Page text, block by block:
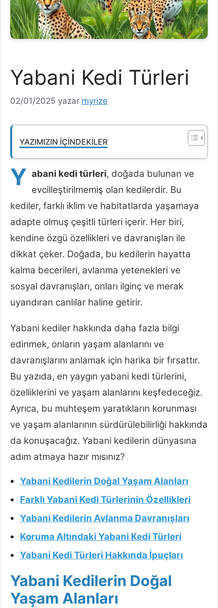
Yabani Kedi Türleri
02/01/2025 yazar myrize
YAZIMIZIN İÇINDEKILER
Y abani kedi türleri, doğada bulunan ve
evcilleştirilmemiş olan kedilerdir. Bu
kediler, farklı iklim ve habitatlarda yaşamaya
adapte olmuş çeşitli türleri içerir. Her biri,
kendine özgü özellikleri ve davranışları ile
dikkat çeker. Doğada, bu kedilerin hayatta
kalma becerileri, avlanma yetenekleri ve
sosyal davranışları, onları ilginç ve merak
uyandıran canlılar haline getirir.
Yabani kediler hakkında daha fazla bilgi
edinmek, onların yaşam alanlarını ve
davranışlarını anlamak için harika bir fırsattır.
Bu yazıda, en yaygın yabani kedi türlerini,
özelliklerini ve yaşam alanlarını keşfedeceğiz.
Ayrıca, bu muhteşem yaratıkların korunması
ve yaşam alanlarının sürdürülebilirliği hakkında
da konuşacağız. Yabani kedilerin dünyasına
adım atmaya hazır mısınız?
Yabani Kedilerin Doğal Yaşam Alanları
Farklı Yabani Kedi Türlerinin Özellikleri
Yabani Kedilerin Avlanma Davranışları
Koruma Altındaki Yabani Kedi Türleri
Yabani Kedi Türleri Hakkında İpuçları
Yabani Kedilerin Doğal
Yaşam Alanları